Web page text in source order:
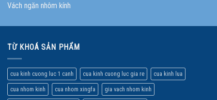
Vách ngăn nhôm kính
TỪ KHOÁ SẢN PHẨM
cua kinh cuong luc 1 canh cua kinh cuong luc gia re cua kinh lua
cua nhom kinh cua nhom xingfa gia vach nhom kinh